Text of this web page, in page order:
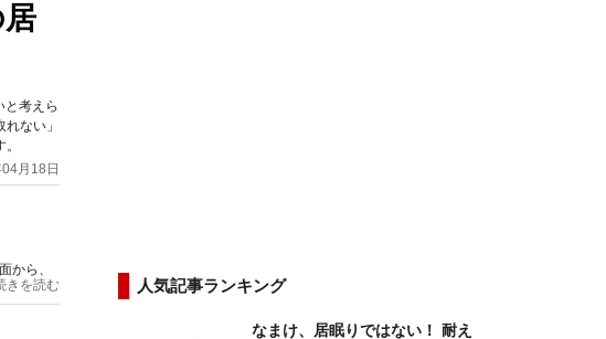
と考えら
ない」
月18日
から、
報も豊富
きを読む 人気記事ランキング
なまけ、居眠りではない！ 耐え